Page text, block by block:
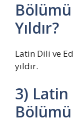
Yıldır?
Latin Dili ve
yıldır.
3) Latin